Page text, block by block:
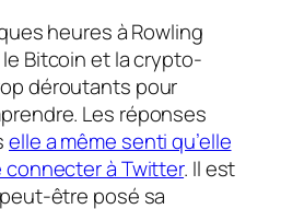
heures à Rowling
Bitcoin et la crypto-
déroutants pour
Les réponses
elle a même senti qu’elle
à Twitter. Il est
être posé sa